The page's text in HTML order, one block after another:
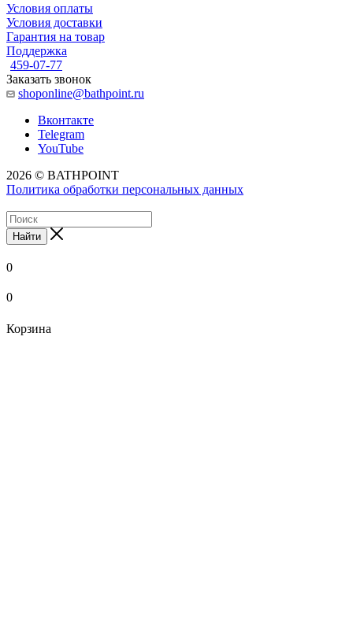
Условия оплаты
Условия доставки
Гарантия на товар
Поддержка
459-07-77
Заказать звонок
shoponline@bathpoint.ru
Вконтакте
Telegram
YouTube
2026 © BATHPOINT
Политика обработки персональных данных
Найти
0
0
Корзина